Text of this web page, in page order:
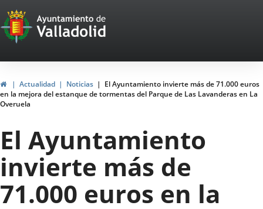
Portal
Web
del
Ayuntamiento
de
Valladolid
InicioActualidad Noticias
El Ayuntamiento invierte más de 71.000 euros
en la mejora del estanque de tormentas del Parque de Las Lavanderas en La
Overuela
El Ayuntamiento
invierte más de
71.000 euros en la